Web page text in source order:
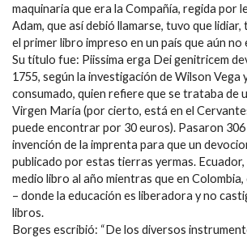
maquinaria que era la Compañía, regida por
Adam, que así debió llamarse, tuvo que lidiar,
el primer libro impreso en un país que aún no
Su título fue: Piissima erga Dei genitricem
1755, según la investigación de Wilson Vega
consumado, quien refiere que se trataba de
Virgen María (por cierto, está en el
puede encontrar por 30 euros). Pasaron 306
invención de la imprenta para que un
publicado por estas tierras yermas.
medio libro al año mientras que en Colombia,
– donde la educación es liberadora y no
libros.
Borges escribió: “De los diversos